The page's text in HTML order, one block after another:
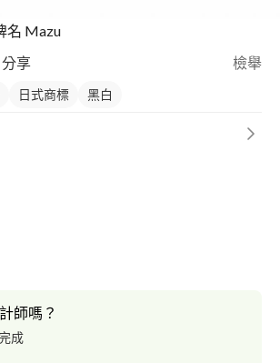
名 Mazu
分享 檢舉
日式商標
黑白
師嗎？
成